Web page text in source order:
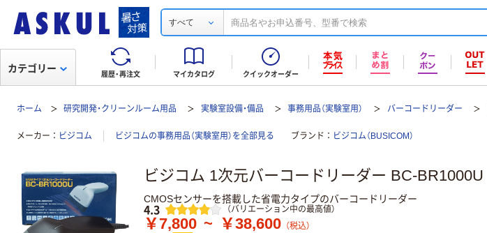
すべて
履歴・再注文 マイカタログ クイックオーダー
カテゴリー
ホーム 研究開発・クリーンルーム用品 実験室設備・備品 事務用品（実験室用） バーコードリーダー
メーカー ビジコム ビジコムの事務用品（実験室用）を全部見る ブランド ビジコム（BUSICOM）
ビジコム 1次元バーコードリーダー BC-BR1000U
CMOSセンサーを搭載した省電力タイプのバーコードリーダー
レビュー
4.3 （バリエーション中の最高値）
￥7,800 ~ ￥38,600 （税込）